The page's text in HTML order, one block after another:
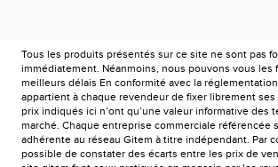
Tous les produits présentés sur ce site ne sont pas
immédiatement. Néanmoins, nous pouvons vous les
meilleurs délais En conformité avec la
appartient à chaque revendeur de fixer librement ses
prix indiqués ici n’ont qu’une valeur informative des
marché. Chaque entreprise commerciale référencée
adhérente au réseau Gitem à titre indépendant. Par
possible de constater des écarts entre les prix de